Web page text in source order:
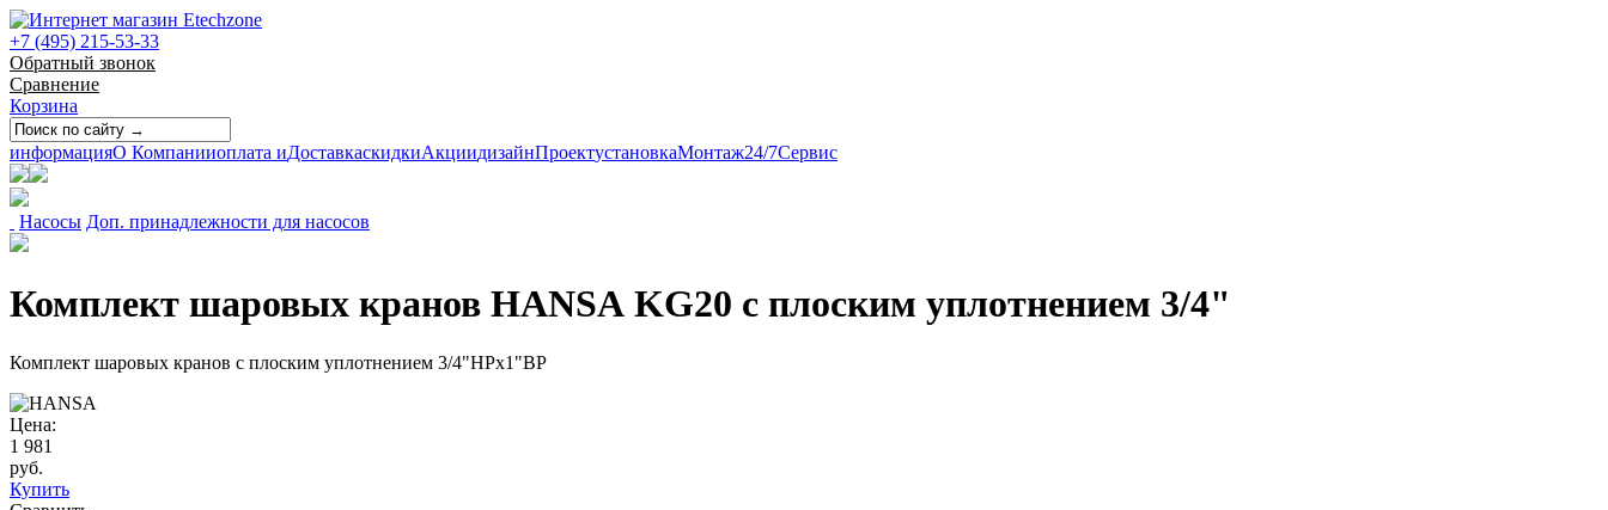
+7 (495) 215-53-33
Обратный звонок
Сравнение
Корзина
информацияО Компанииоплата иДоставкаскидкиАкциидизайнПроектустановкаМонтаж24/7Сервис
Насосы Доп. принадлежности для насосов
Комплект шаровых кранов HANSA KG20 с плоским уплотнением 3/4"
Комплект шаровых кранов с плоским уплотнением 3/4"НРх1"ВР
Цена:
1 981
руб.
Купить